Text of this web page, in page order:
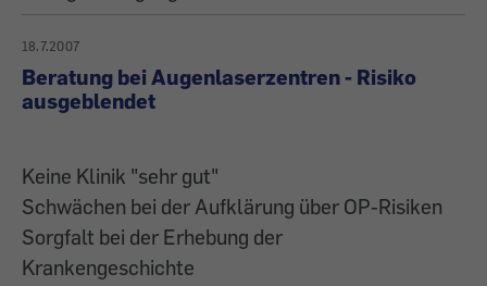
18.7.2007
Beratung bei Augenlaserzentren - Risiko
ausgeblendet
Keine Klinik "sehr gut"
Schwächen bei der Aufklärung über OP-Risiken
Sorgfalt bei der Erhebung der
Krankengeschichte